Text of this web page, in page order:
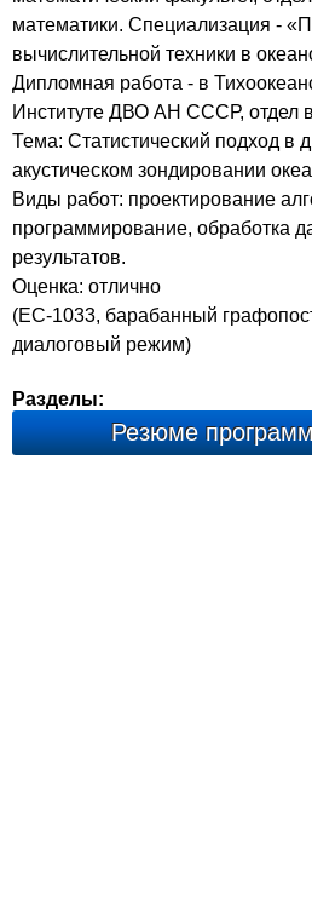
математики. Специализация -
вычислительной техники в
Дипломная работа - в
Институте ДВО АН СССР, отдел
Тема: Статистический подход в
акустическом зондировании
Виды работ: проектирование
программирование, обработка
результатов.
Оценка: отлично
(ЕС-1033, барабанный
диалоговый режим)
Разделы:
Резюме